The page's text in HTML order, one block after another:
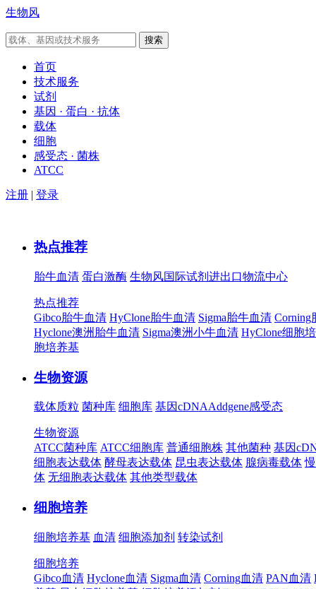
生物风
首页
技术服务
试剂
基因 · 蛋白 · 抗体
载体
细胞
感受态 · 菌株
ATCC
注册 | 登录
热点推荐
胎牛血清 蛋白激酶 生物风国际试剂进出口物流中心
热点推荐
Gibco胎牛血清 HyClone胎牛血清 Sigma胎牛血清 Corning
Hyclone澳洲胎牛血清 Sigma澳洲小牛血清 HyClone细胞
胞培养基
生物资源
载体质粒 菌种库 细胞库 基因cDNAAddgene感受态
生物资源
ATCC菌种库 ATCC细胞库 普通细胞株 其他菌种 基因
细胞表达载体 酵母表达载体 昆虫表达载体 腺病毒载体
体 无细胞表达载体 其他类型载体
细胞培养
细胞培养基 血清 细胞添加剂 转染试剂
细胞培养
Gibco血清 Hyclone血清 Sigma血清 Corning血清 PAN血清